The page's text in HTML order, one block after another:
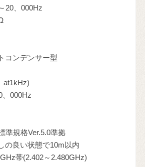
20、000Hz
コンデンサー型
at1kHz)
、000Hz
準規格Ver.5.0準拠
の良い状態で10m以内
帯(2.402～2.480GHz)